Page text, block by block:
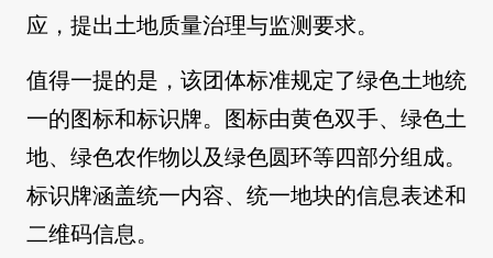
应，提出土地质量治理与监测要求。
值得一提的是，该团体标准规定了绿色土地统
一的图标和标识牌。图标由黄色双手、绿色土
地、绿色农作物以及绿色圆环等四部分组成。
标识牌涵盖统一内容、统一地块的信息表述和
二维码信息。